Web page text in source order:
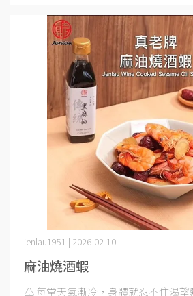
麻油燒酒蝦
jenlau1951 | 2026-02-10
⚠️ 每當天氣漸冷，身體就忍不住渴望